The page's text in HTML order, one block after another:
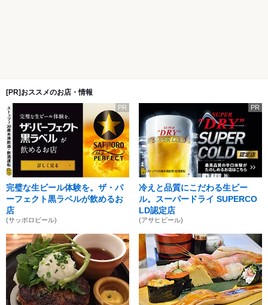
[PR]おススメのお店・情報
PR
完璧な生ビール体験を。ザ・パ
ーフェクト黒ラベルが飲めるお
店
(サッポロビール)
PR
冷えと品質にこだわる生ビー
ル。スーパードライ SUPERCO
LD認定店
(アサヒビール)